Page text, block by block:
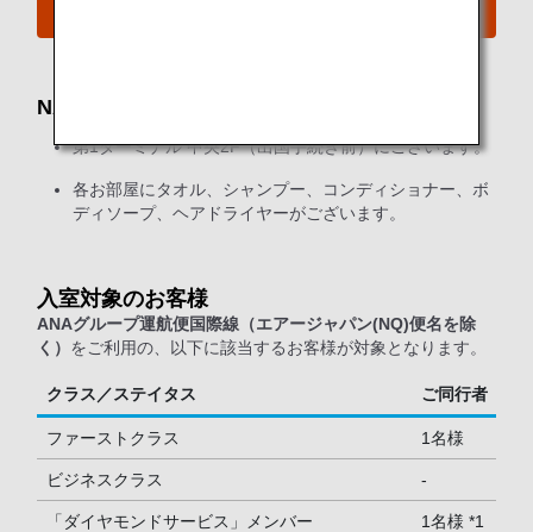
NAA（成田国際空港）シャワールーム
第1ターミナル 中央2F（出国手続き前）にございます。
各お部屋にタオル、シャンプー、コンディショナー、ボ
ディソープ、ヘアドライヤーがございます。
入室対象のお客様
ANAグループ運航便国際線（エアージャパン(NQ)便名を除
く） をご利用の、以下に該当するお客様が対象となります。
クラス／ステイタス ご同行者
ファーストクラス 1名様
ビジネスクラス -
「ダイヤモンドサービス」メンバー 1名様 *1